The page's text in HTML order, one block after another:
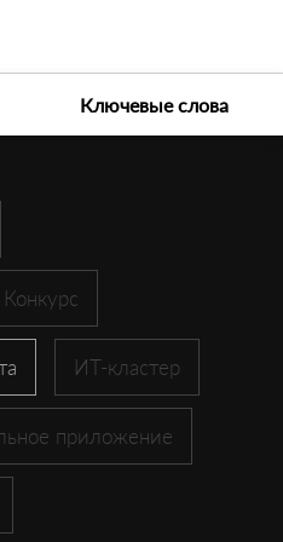
Ключевые слова
Конкурс
ИТ-кластер
приложение